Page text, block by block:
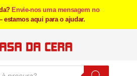
Envie-nos uma mensagem no
estamos aqui para o ajudar.